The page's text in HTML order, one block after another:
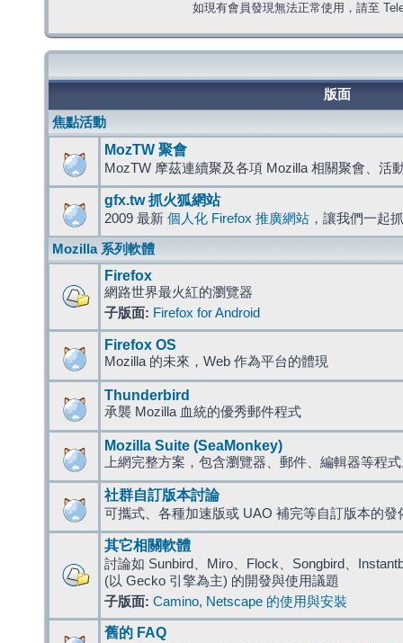
如現有會員發現無法正常使用，請至
版面
焦點活動
MozTW 聚會
MozTW 摩茲連續聚及各項 Mozilla 相關聚會、活
gfx.tw 抓火狐網站
2009 最新 個人化 Firefox 推廣網站 ，讓我們一起
Mozilla 系列軟體
Firefox
網路世界最火紅的瀏覽器
子版面: Firefox for Android
Firefox OS
Mozilla 的未來，Web 作為平台的體現
Thunderbird
承襲 Mozilla 血統的優秀郵件程式
Mozilla Suite (SeaMonkey)
上網完整方案，包含瀏覽器、郵件、編輯器等程
社群自訂版本討論
可攜式、各種加速版或 UAO 補完等自訂版本的發
其它相關軟體
討論如 Sunbird、Miro、Flock、Songbird、
(以 Gecko 引擎為主) 的開發與使用議題
子版面: Camino, Netscape 的使用與安裝
舊的 FAQ